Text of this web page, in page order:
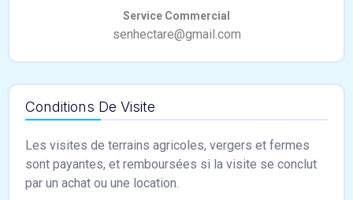
Conditions De Visite
Les visites de terrains agricoles, vergers et fermes
sont payantes, et remboursées si la visite se conclut
par un achat ou une location.